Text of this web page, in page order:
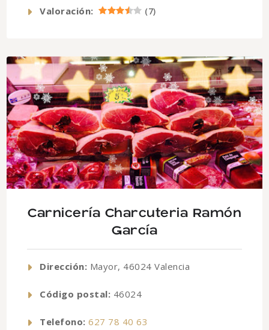
Valoración: (7)
Carnicería Charcuteria Ramón
García
Dirección: Mayor, 46024 Valencia
Código postal: 46024
Telefono: 627 78 40 63